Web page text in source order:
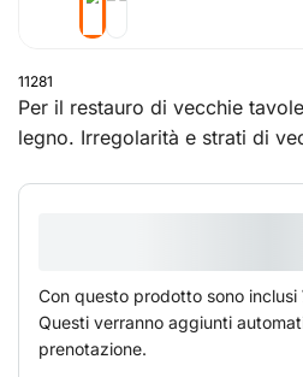
11281
Per il restauro di vecchie
legno. Irregolarità e strati di
lavorazione successiva.
Con questo prodotto sono inclusi
Questi verranno aggiunti
prenotazione.